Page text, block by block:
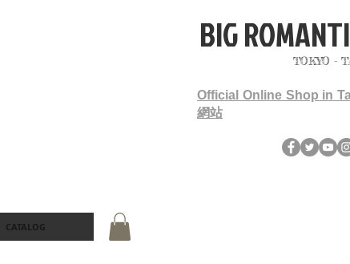
BIG
TOKYO -
Official Online Shop in
網站
CATALOG